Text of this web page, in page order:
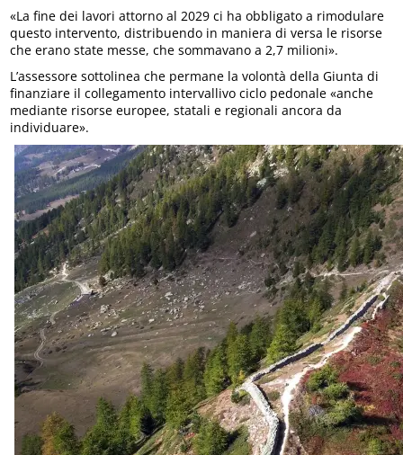
«La fine dei lavori attorno al 2029 ci ha obbligato a rimodulare
questo intervento, distribuendo in maniera di versa le risorse
che erano state messe, che sommavano a 2,7 milioni».
L’assessore sottolinea che permane la volontà della Giunta di
finanziare il collegamento intervallivo ciclo pedonale «anche
mediante risorse europee, statali e regionali ancora da
individuare».